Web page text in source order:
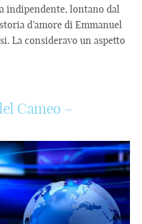
indipendente, lontano dal
d’amore di Emmanuel
La consideravo un aspetto
Cameo –